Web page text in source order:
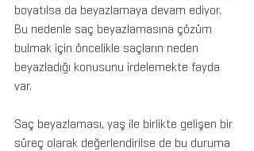
boyatılsa da beyazlamaya devam ediyor.
Bu nedenle saç beyazlamasına çözüm
bulmak için öncelikle saçların neden
beyazladığı konusunu irdelemekte fayda
var.
Saç beyazlaması, yaş ile birlikte gelişen bir
süreç olarak değerlendirilse de bu duruma